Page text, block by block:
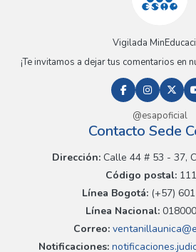
Vigilada
¡Te invitamos a dejar tus comentarios en
@esapoficial
Contacto Sede
Dirección:Calle 44 # 53 - 37,
Código postal:
Línea Bogotá:(+57)
Línea Nacional:
Correo:
Notificaciones: